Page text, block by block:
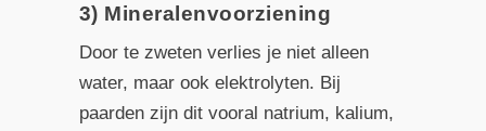
3) Mineralenvoorziening
Door te zweten verlies je niet alleen
water, maar ook elektrolyten. Bij
paarden zijn dit vooral natrium, kalium,